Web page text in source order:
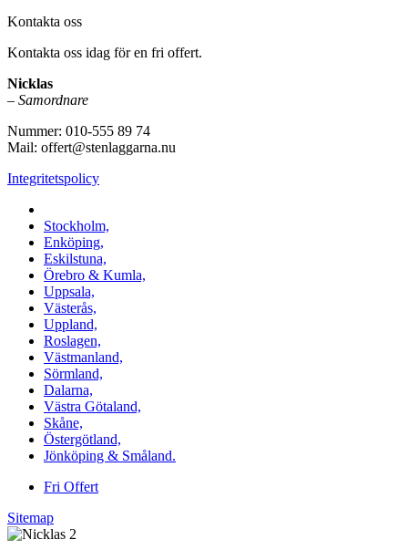
Kontakta oss
Kontakta oss idag för en fri offert.
Nicklas
– Samordnare
Nummer: 010-555 89 74
Mail: offert@stenlaggarna.nu
Integritetspolicy
Stockholm,
Enköping,
Eskilstuna,
Örebro & Kumla,
Uppsala,
Västerås,
Uppland,
Roslagen,
Västmanland,
Sörmland,
Dalarna,
Västra Götaland,
Skåne,
Östergötland,
Jönköping & Småland.
Fri Offert
Sitemap